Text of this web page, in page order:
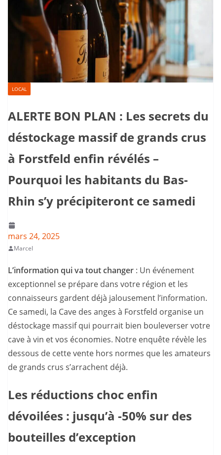
LOCAL
ALERTE BON PLAN : Les secrets du
déstockage massif de grands crus
à Forstfeld enfin révélés –
Pourquoi les habitants du Bas-
Rhin s’y précipiteront ce samedi
mars 24, 2025
Marcel
L’information qui va tout changer : Un événement
exceptionnel se prépare dans votre région et les
connaisseurs gardent déjà jalousement l’information.
Ce samedi, la Cave des anges à Forstfeld organise un
déstockage massif qui pourrait bien bouleverser votre
cave à vin et vos économies. Notre enquête révèle les
dessous de cette vente hors normes que les amateurs
de grands crus s’arrachent déjà.
Les réductions choc enfin
dévoilées : jusqu’à -50% sur des
bouteilles d’exception